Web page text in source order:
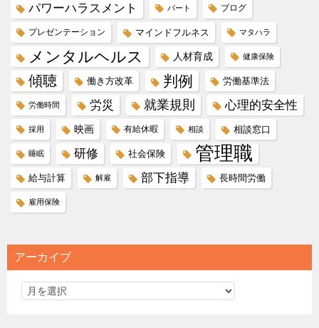
パワーハラスメント パート ブログ
プレゼンテーション マインドフルネス マタハラ
メンタルヘルス 人材育成 健康保険
傾聴 働き方改革 判例 労働基準法
労働時間 労災 就業規則 心理的安全性
採用 映画 有給休暇 相談 相談窓口
睡眠 研修 社会保険 管理職
給与計算 解雇 部下指導 長時間労働
雇用保険
アーカイブ